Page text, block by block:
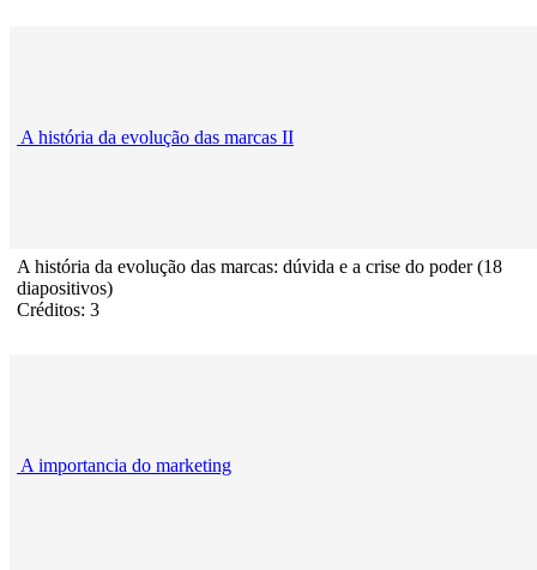
A história da evolução das marcas II
A história da evolução das marcas: dúvida e a crise do poder (18
diapositivos)
Créditos: 3
A importancia do marketing